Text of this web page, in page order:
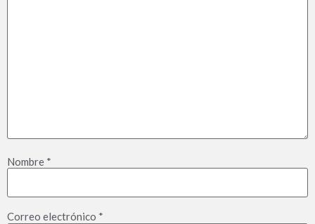
Nombre *
Correo electrónico *